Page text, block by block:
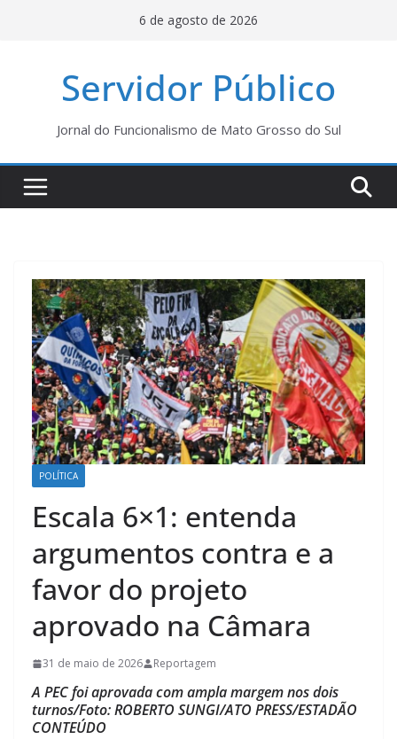
6 de agosto de 2026
Servidor Público
Jornal do Funcionalismo de Mato Grosso do Sul
POLÍTICA
Escala 6×1: entenda
argumentos contra e a
favor do projeto
aprovado na Câmara
31 de maio de 2026 Reportagem
A PEC foi aprovada com ampla margem nos dois
turnos/Foto: ROBERTO SUNGI/ATO PRESS/ESTADÃO
CONTEÚDO